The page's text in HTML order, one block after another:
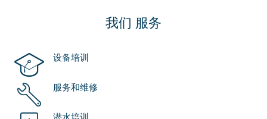
我们 服务
设备培训
服务和维修